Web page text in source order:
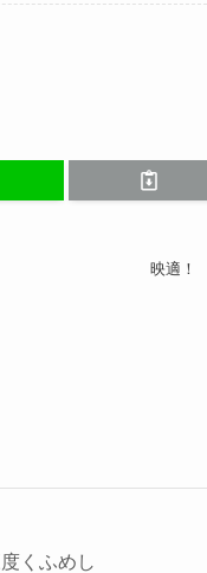
映適！
くふめし